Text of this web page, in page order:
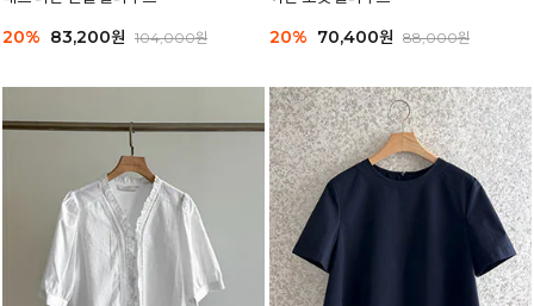
20% 83,200원 104,000원
20% 70,400원 88,000원